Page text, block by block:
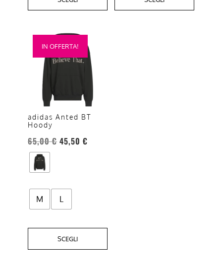
IN OFFERTA!
adidas Anted BT
Hoody
65,00€ 45,50 €
M L
SCEGLI
Questo
prodotto
varianti.
opzioni
possono
essere
scelte
nella
del
prodotto